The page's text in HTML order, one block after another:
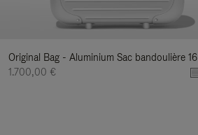
Original Bag - Aluminium Sac bandoulière 16
1.700,00 €